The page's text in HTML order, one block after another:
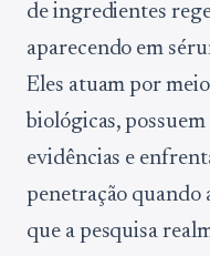
de ingredientes
aparecendo em
Eles atuam por
biológicas,
evidências e
penetração quando
que a pesquisa